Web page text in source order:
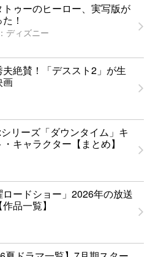
トゥーのヒーロー、実写版が
！
ディズニー
夫絶賛！「デススト2」が生
画
リーズ「ダウンタイム」キ
キャラクター【まとめ】
ロードショー」2026年の放送
品一覧】